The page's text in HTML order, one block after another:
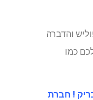
פוליש והדברה
כמו
קשר 1800-800-730 – הבית המבריק ! חברת